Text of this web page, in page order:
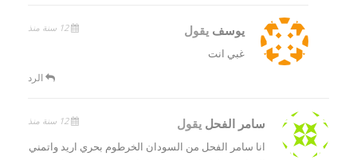
يوسفيقول 12 سنة منذ
غبي انت
الرد
سامر الفحل يقول 12 سنة منذ
انا سامر الفحل من السودان الخرطوم بحري اريد واتمني